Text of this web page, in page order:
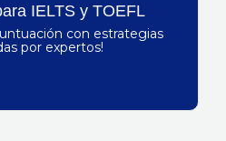
IELTS y TOEFL
con estrategias
por expertos!
puntuación según los